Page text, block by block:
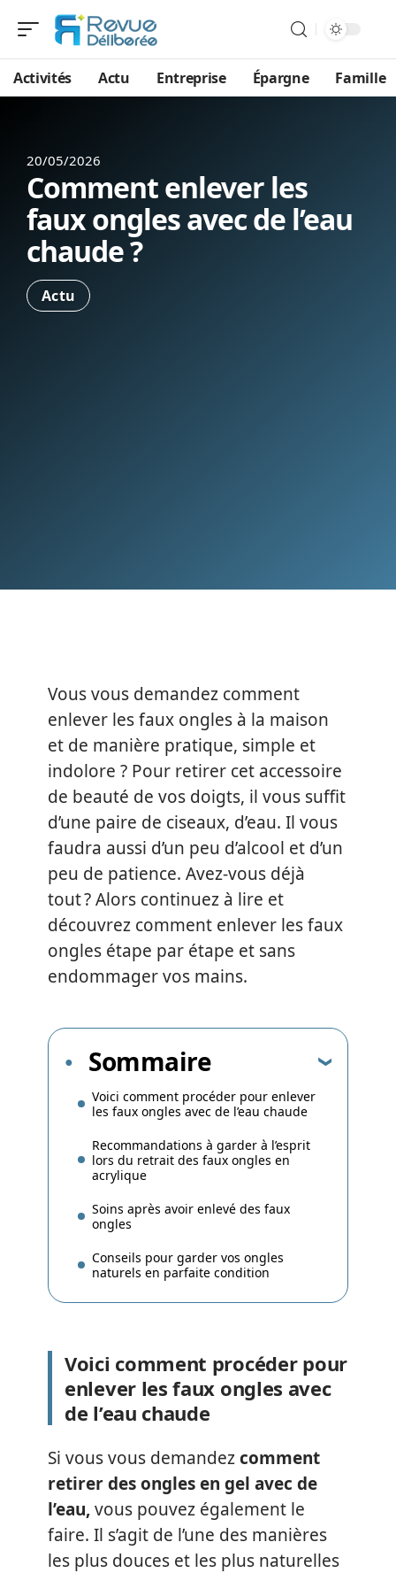
Activités Actu Entreprise Épargne Famille
20/05/2026
Comment enlever les
faux ongles avec de l’eau
chaude ?
Actu
Vous vous demandez comment
enlever les faux ongles à la maison
et de manière pratique, simple et
indolore ? Pour retirer cet accessoire
de beauté de vos doigts, il vous suffit
d’une paire de ciseaux, d’eau. Il vous
faudra aussi d’un peu d’alcool et d’un
peu de patience. Avez-vous déjà
tout ? Alors continuez à lire et
découvrez comment enlever les faux
ongles étape par étape et sans
endommager vos mains.
Sommaire
Voici comment procéder pour enlever
les faux ongles avec de l’eau chaude
Recommandations à garder à l’esprit
lors du retrait des faux ongles en
acrylique
Soins après avoir enlevé des faux
ongles
Conseils pour garder vos ongles
naturels en parfaite condition
Voici comment procéder pour
enlever les faux ongles avec
de l’eau chaude
Si vous vous demandezcomment
retirer des ongles en gel avec de
l’eau,vous pouvez également le
faire. Il s’agit de l’une des manières
les plus douces et les plus naturelles